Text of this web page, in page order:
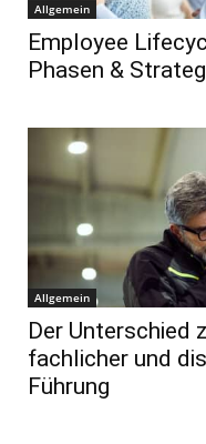
Allgemein
Employee
Phasen &
Allgemein
Der Unterschied
fachlicher und
Führung